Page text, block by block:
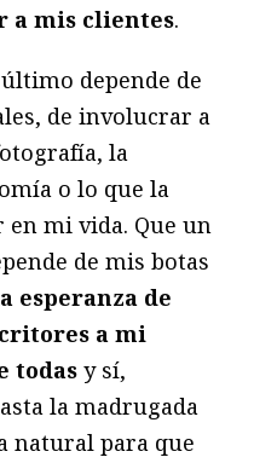
a mis clientes.
depende de
de involucrar a
la
o lo que la
mi vida. Que un
de mis botas
esperanza de
a mi
todas y sí,
la madrugada
natural para que